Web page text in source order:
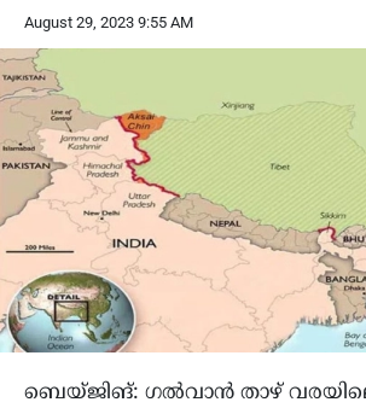
August 29, 2023 9:55 AM
ബെയ്ജിങ്: ഗല്‍വാന്‍ താഴ്